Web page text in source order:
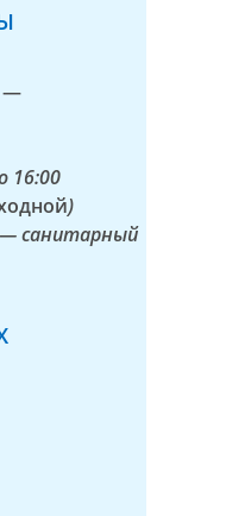
—
16:00
)
— санитарный